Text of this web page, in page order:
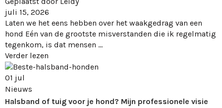
juli 15, 2026
Laten we het eens hebben over het waakgedrag van een
hond Eén van de grootste misverstanden die ik regelmatig
tegenkom, is dat mensen ...
Verder lezen
01 jul
Nieuws
Halsband of tuig voor je hond? Mijn professionele visie